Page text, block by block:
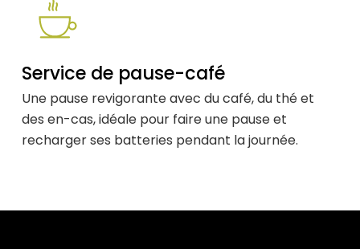
Service de pause-café
Une pause revigorante avec du café, du thé et
des en-cas, idéale pour faire une pause et
recharger ses batteries pendant la journée.